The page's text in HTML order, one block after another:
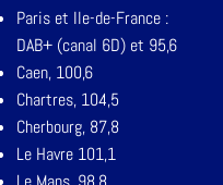
Paris et Ile-de-France :
DAB+ (canal 6D) et 95,6
Caen, 100,6
Chartres, 104,5
Cherbourg, 87,8
Le Havre 101,1